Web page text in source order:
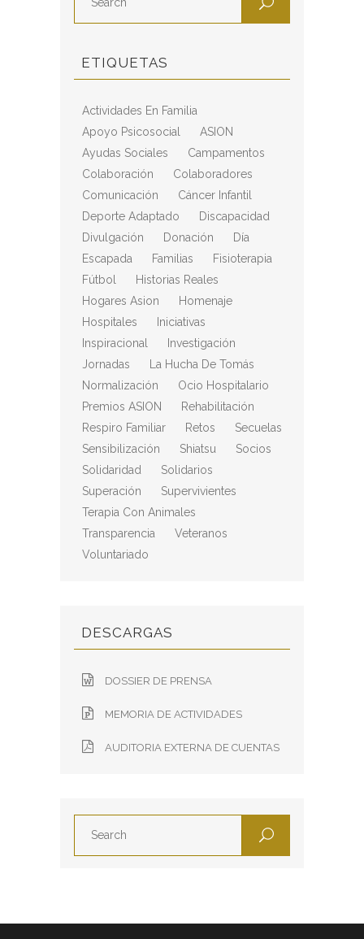
ETIQUETAS
Actividades En Familia
Apoyo Psicosocial
ASION
Ayudas Sociales
Campamentos
Colaboración
Colaboradores
Comunicación
Cáncer Infantil
Deporte Adaptado
Discapacidad
Divulgación
Donación
Día
Escapada
Familias
Fisioterapia
Fútbol
Historias Reales
Hogares Asion
Homenaje
Hospitales
Iniciativas
Inspiracional
Investigación
Jornadas
La Hucha De Tomás
Normalización
Ocio Hospitalario
Premios ASION
Rehabilitación
Respiro Familiar
Retos
Secuelas
Sensibilización
Shiatsu
Socios
Solidaridad
Solidarios
Superación
Supervivientes
Terapia Con Animales
Transparencia
Veteranos
Voluntariado
DESCARGAS
DOSSIER DE PRENSA
MEMORIA DE ACTIVIDADES
AUDITORIA EXTERNA DE CUENTAS